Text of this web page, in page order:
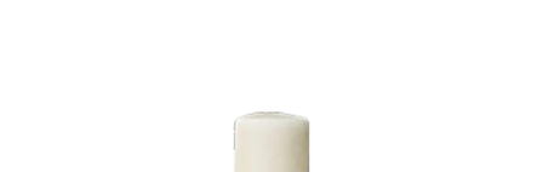
hvězdiček.